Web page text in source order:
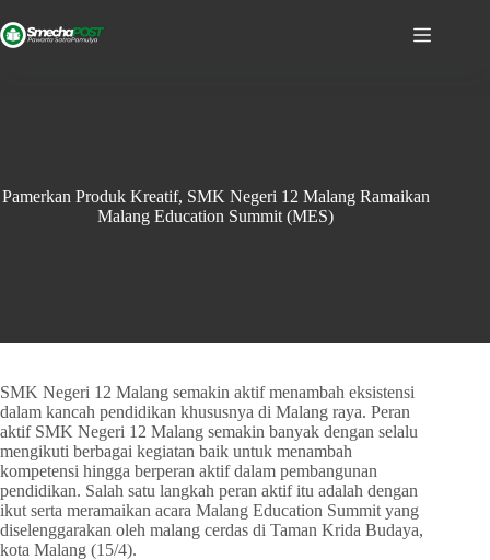
Pamerkan Produk Kreatif, SMK Negeri 12 Malang Ramaikan
Malang Education Summit (MES)
SMK Negeri 12 Malang semakin aktif menambah eksistensi
dalam kancah pendidikan khususnya di Malang raya. Peran
aktif SMK Negeri 12 Malang semakin banyak dengan selalu
mengikuti berbagai kegiatan baik untuk menambah
kompetensi hingga berperan aktif dalam pembangunan
pendidikan. Salah satu langkah peran aktif itu adalah dengan
ikut serta meramaikan acara Malang Education Summit yang
diselenggarakan oleh malang cerdas di Taman Krida Budaya,
kota Malang (15/4).